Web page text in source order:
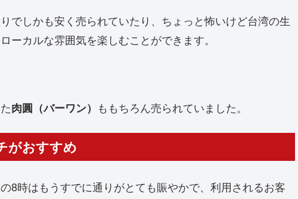
でしかも安く売られていたり、ちょっと怖いけど台湾の生
ーカルな雰囲気を楽しむことができます。
肉圓（バーワン） ももちろん売られていました。
がおすすめ
8時はもうすでに通りがとても賑やかで、利用されるお客